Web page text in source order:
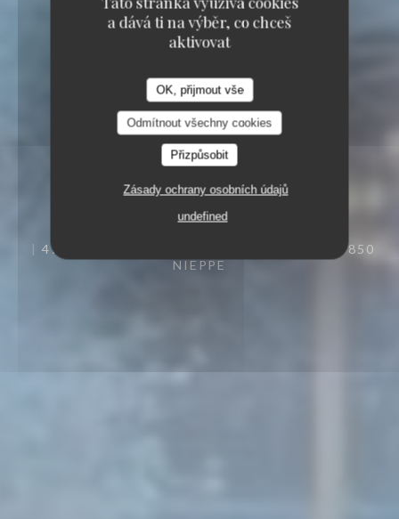
a dává ti na výběr, co chceš
aktivovat
OK, přijmout vše
Odmítnout všechny cookies
Přizpůsobit
Zásady ochrany osobních údajů
undefined
47 RUE D'ARMENTIÈRES, 59850 NIEPPE 59850
NIEPPE